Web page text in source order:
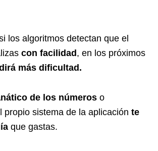
los algoritmos detectan que el
con facilidad , en los próximos
más dificultad.
de los números o
propio sistema de la aplicación te
que gastas.